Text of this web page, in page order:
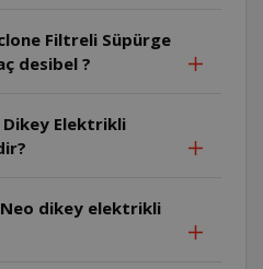
Filtreli Süpürge
desibel ?
Dikey Elektrikli
Neo dikey elektrikli